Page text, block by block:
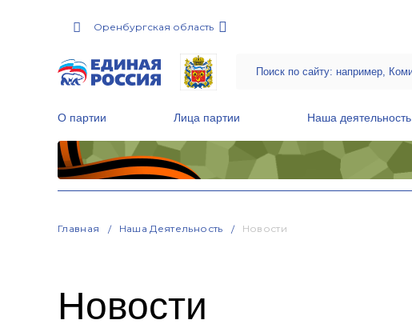
Оренбургская область
О партии Лица партии Наша деятельность
Главная Наша Деятельность Новости
Новости